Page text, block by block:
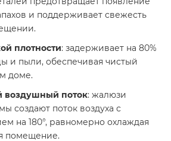
и поддерживает свежесть
плотности: задерживает на 80%
и пыли, обеспечивая чистый
доме.​
воздушный поток: жалюзи
создают поток воздуха с
на 180°, равномерно охлаждая
помещение.​